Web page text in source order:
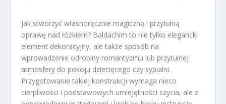
Jak stworzyć własnoręcznie magiczną i przytulną
oprawę nad łóżkiem? Baldachim to nie tylko elegancki
element dekoracyjny, ale także sposób na
wprowadzenie odrobiny romantyzmu lub przytulnej
atmosfery do pokoju dziecięcego czy sypialni.
Przygotowanie takiej konstrukcji wymaga nieco
cierpliwości i podstawowych umiejętności szycia, ale z